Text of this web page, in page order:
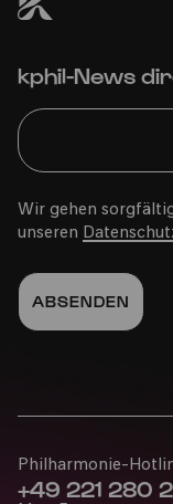
Cabaret
Fr
20:00
Cabaret
35. Kölner
kphil-News
Wir gehen
unseren
Philharmonie-
+49 221 280